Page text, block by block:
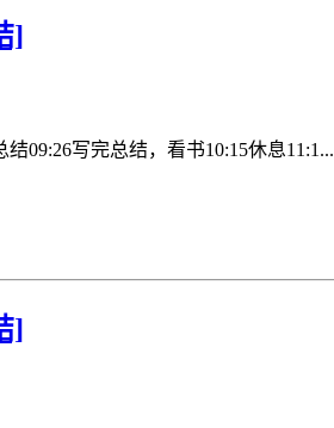
]
09:26写完总结，看书10:15休息11:1...
]